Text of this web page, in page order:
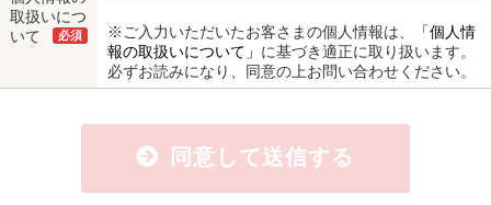
取扱いにつ
いて
必須 ※ご入力いただいたお客さまの個人情報は、
「個人情
報の取扱いについて」 に基づき適正に取り扱います。
必ずお読みになり、同意の上お問い合わせください。
同意して送信する